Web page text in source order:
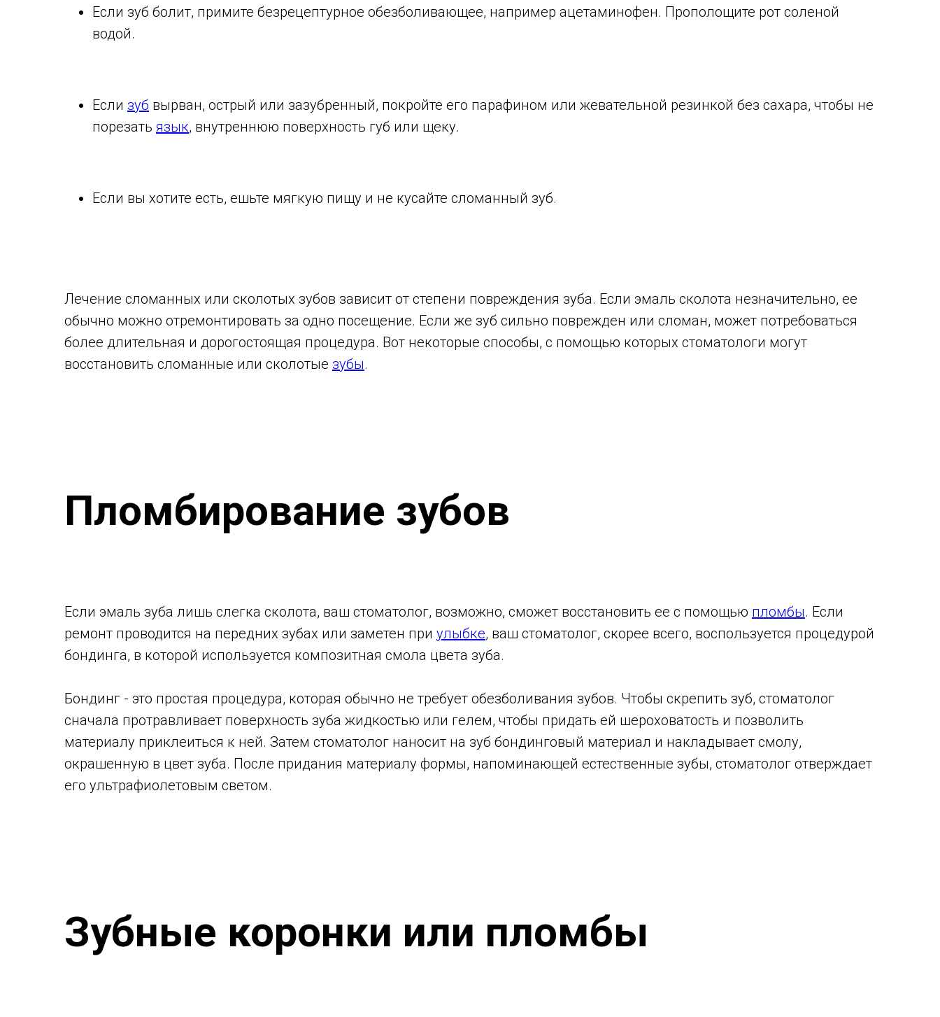
Если зуб болит, примите безрецептурное обезболивающее, например ацетаминофен. Прополощите рот соленой
водой.
Если зуб вырван, острый или зазубренный, покройте его парафином или жевательной резинкой без сахара, чтобы не
порезать язык, внутреннюю поверхность губ или щеку.
Если вы хотите есть, ешьте мягкую пищу и не кусайте сломанный зуб.
Лечение сломанных или сколотых зубов зависит от степени повреждения зуба. Если эмаль сколота незначительно, ее
обычно можно отремонтировать за одно посещение. Если же зуб сильно поврежден или сломан, может потребоваться
более длительная и дорогостоящая процедура. Вот некоторые способы, с помощью которых стоматологи могут
восстановить сломанные или сколотые зубы.
Пломбирование зубов
Если эмаль зуба лишь слегка сколота, ваш стоматолог, возможно, сможет восстановить ее с помощью пломбы. Если
ремонт проводится на передних зубах или заметен при улыбке, ваш стоматолог, скорее всего, воспользуется процедурой
бондинга, в которой используется композитная смола цвета зуба.
Бондинг - это простая процедура, которая обычно не требует обезболивания зубов. Чтобы скрепить зуб, стоматолог
сначала протравливает поверхность зуба жидкостью или гелем, чтобы придать ей шероховатость и позволить
материалу приклеиться к ней. Затем стоматолог наносит на зуб бондинговый материал и накладывает смолу,
окрашенную в цвет зуба. После придания материалу формы, напоминающей естественные зубы, стоматолог отверждает
его ультрафиолетовым светом.
Зубные коронки или пломбы